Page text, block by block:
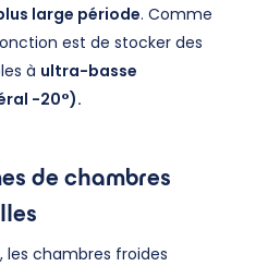
large période. Comme
est de stocker des
à ultra-basse
-20°).
de chambres
les chambres froides